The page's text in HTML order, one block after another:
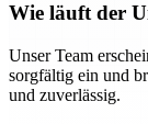
Wie läuft der
Unser Team
sorgfältig ein und
und zuverlässig.